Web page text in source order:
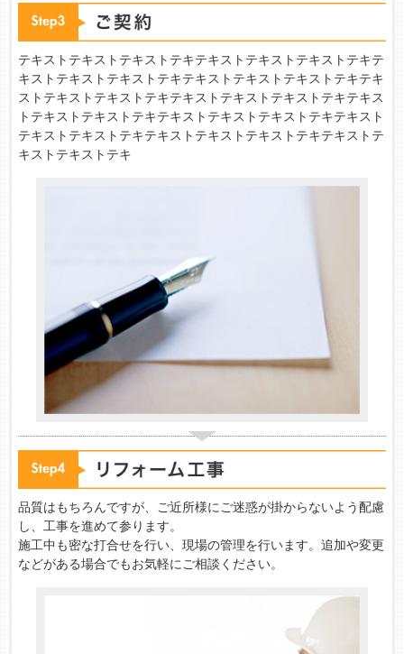
テキストテキストテキストテキテキストテキストテキストテキテ
キストテキストテキストテキテキストテキストテキストテキテキ
ストテキストテキストテキテキストテキストテキストテキテキス
トテキストテキストテキテキストテキストテキストテキテキスト
テキストテキストテキテキストテキストテキストテキテキストテ
キストテキストテキ
品質はもちろんですが、ご近所様にご迷惑が掛からないよう配慮
し、工事を進めて参ります。
施工中も密な打合せを行い、現場の管理を行います。追加や変更
などがある場合でもお気軽にご相談ください。